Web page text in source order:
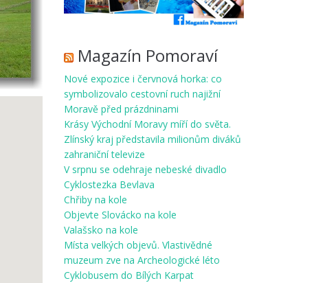
Magazín Pomoraví
Nové expozice i červnová horka: co
symbolizovalo cestovní ruch najižní
Moravě před prázdninami
Krásy Východní Moravy míří do světa.
Zlínský kraj představila milionům diváků
zahraniční televize
V srpnu se odehraje nebeské divadlo
Cyklostezka Bevlava
Chřiby na kole
Objevte Slovácko na kole
Valašsko na kole
Místa velkých objevů. Vlastivědné
muzeum zve na Archeologické léto
Cyklobusem do Bílých Karpat